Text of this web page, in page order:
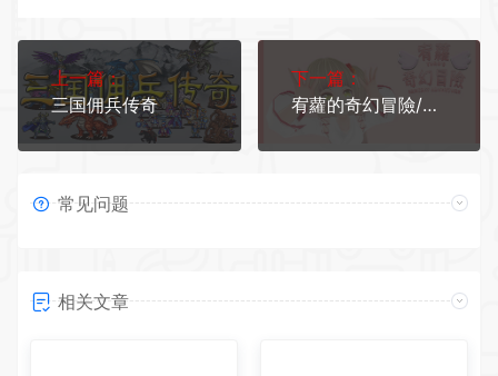
上一篇：
三国佣兵传奇
下一篇：
宥蘿的奇幻冒險/YURO’S FANTASY ADVENTURE
常见问题
相关文章